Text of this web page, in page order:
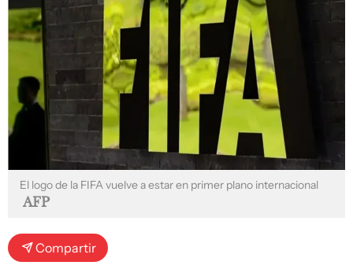
El logo de la FIFA vuelve a estar en primer plano internacional
AFP
Compartir